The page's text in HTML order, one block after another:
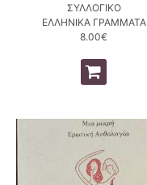
ΣΥΛΛΟΓΙΚΟ
ΕΛΛΗΝΙΚΑ ΓΡΑΜΜΑΤΑ
8.00€